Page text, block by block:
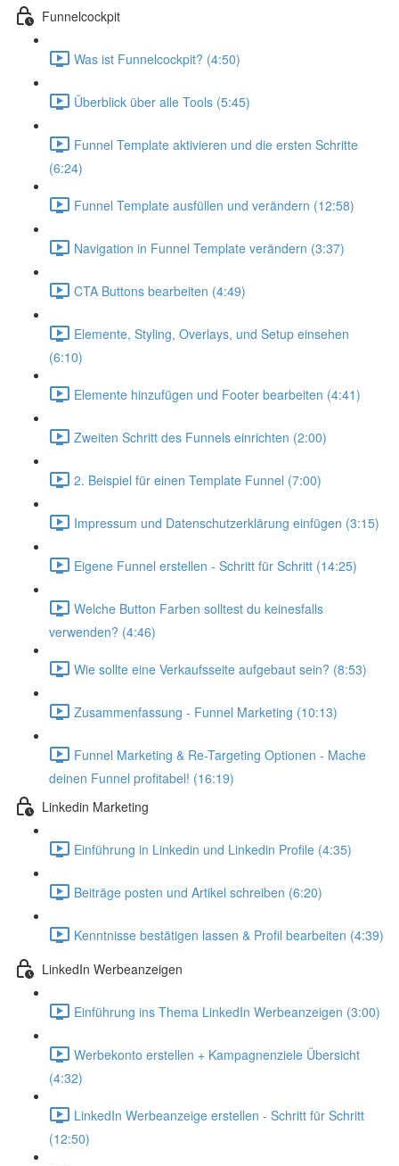
Funnelcockpit
Was ist Funnelcockpit? (4:50)
Überblick über alle Tools (5:45)
Funnel Template aktivieren und die ersten Schritte
(6:24)
Funnel Template ausfüllen und verändern (12:58)
Navigation in Funnel Template verändern (3:37)
CTA Buttons bearbeiten (4:49)
Elemente, Styling, Overlays, und Setup einsehen
(6:10)
Elemente hinzufügen und Footer bearbeiten (4:41)
Zweiten Schritt des Funnels einrichten (2:00)
2. Beispiel für einen Template Funnel (7:00)
Impressum und Datenschutzerklärung einfügen (3:15)
Eigene Funnel erstellen - Schritt für Schritt (14:25)
Welche Button Farben solltest du keinesfalls
verwenden? (4:46)
Wie sollte eine Verkaufsseite aufgebaut sein? (8:53)
Zusammenfassung - Funnel Marketing (10:13)
Funnel Marketing & Re-Targeting Optionen - Mache
deinen Funnel profitabel! (16:19)
Linkedin Marketing
Einführung in Linkedin und Linkedin Profile (4:35)
Beiträge posten und Artikel schreiben (6:20)
Kenntnisse bestätigen lassen & Profil bearbeiten (4:39)
LinkedIn Werbeanzeigen
Einführung ins Thema LinkedIn Werbeanzeigen (3:00)
Werbekonto erstellen + Kampagnenziele Übersicht
(4:32)
LinkedIn Werbeanzeige erstellen - Schritt für Schritt
(12:50)